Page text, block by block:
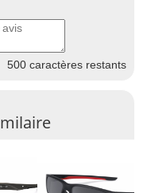
500 caractères restants